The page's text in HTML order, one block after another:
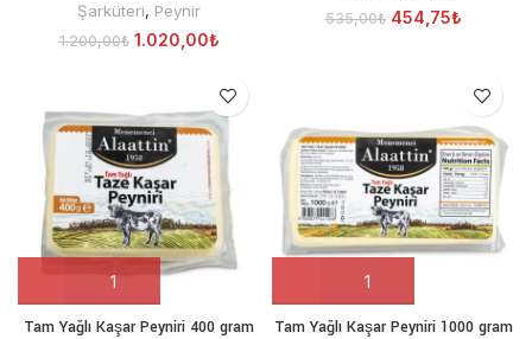
Şarküteri, Peynir
1.200,00₺ 1.020,00₺
535,00₺ 454,75₺
Tam Yağlı Kaşar Peyniri 400 gram Tam Yağlı Kaşar Peyniri 1000 gram